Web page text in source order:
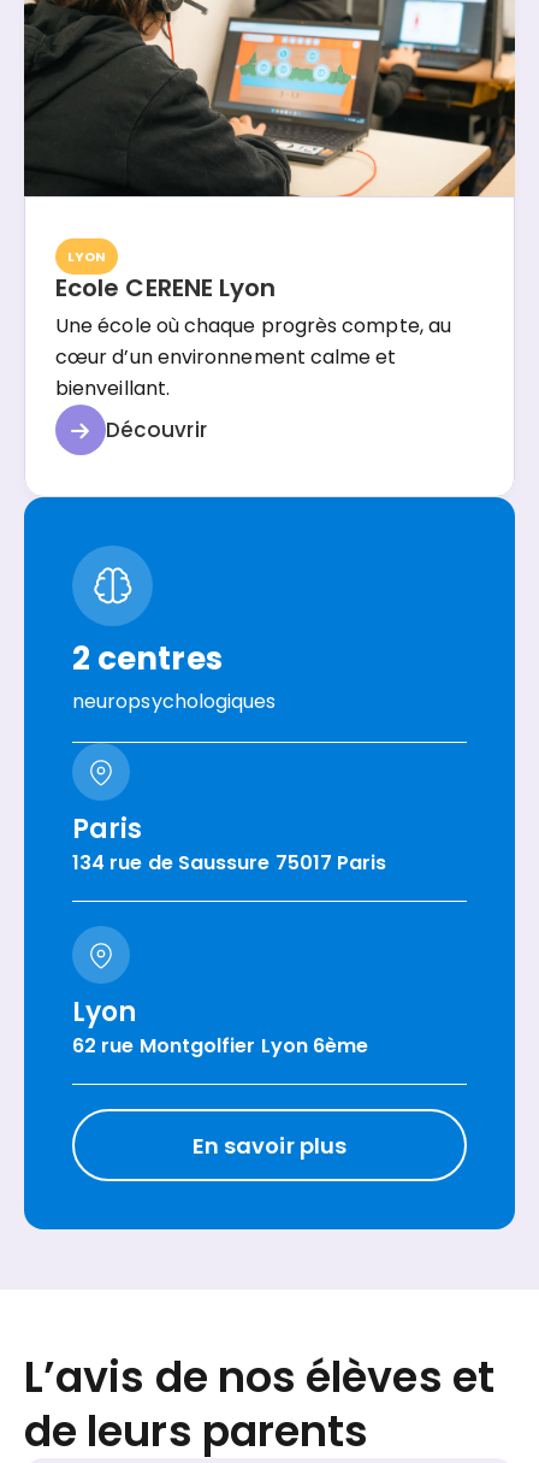
LYON
Ecole CERENE Lyon
Une école où chaque progrès compte, au
cœur d’un environnement calme et
bienveillant.
Découvrir
2 centres
neuropsychologiques
Paris
134 rue de Saussure 75017 Paris
Lyon
62 rue Montgolfier Lyon 6ème
En savoir plus
L’avis de nos élèves et
de leurs parents